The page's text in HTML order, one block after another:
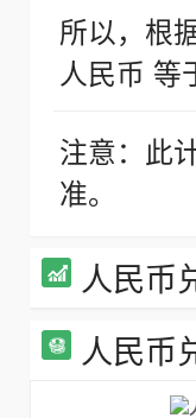
所以，根
人民币 等
注意：此
准。
人民币
人民币